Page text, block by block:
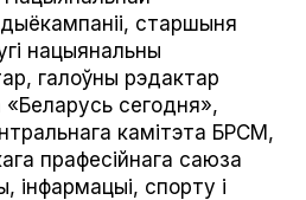
старшыня
нацыянальны
галоўны рэдактар
сегодня»,
камітэта БРСМ,
прафесійнага саюза
інфармацыі, спорту і